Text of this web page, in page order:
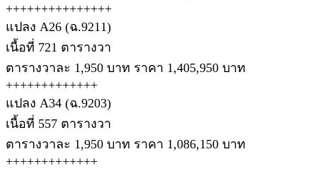
+++++++++++++++
แปลง A26 (ฉ.9211)
เนื้อที่ 721 ตารางวา
ตารางวาละ 1,950 บาท ราคา 1,405,950 บาท
+++++++++++++
แปลง A34 (ฉ.9203)
เนื้อที่ 557 ตารางวา
ตารางวาละ 1,950 บาท ราคา 1,086,150 บาท
+++++++++++++